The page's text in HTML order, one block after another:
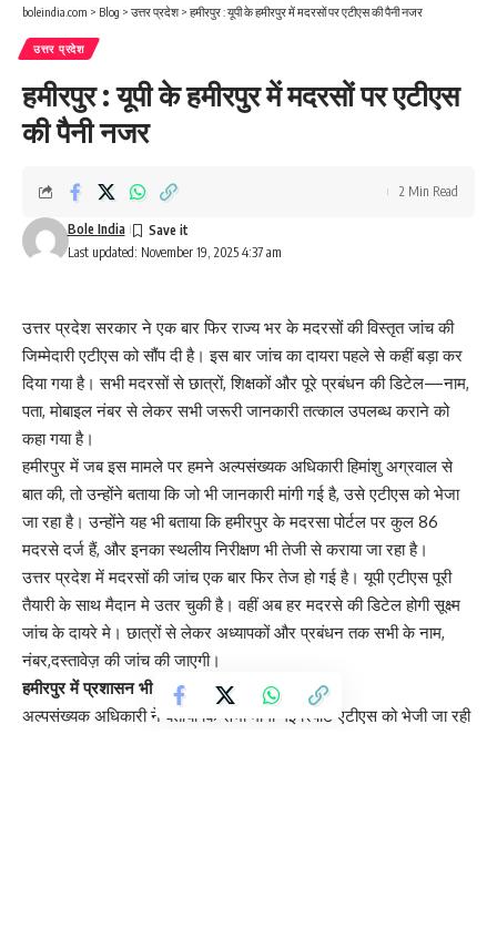
boleindia.com > Blog > उत्तर प्रदेश> हमीरपुर : यूपी के हमीरपुर में मदरसों पर एटीएस की पैनी नजर
उत्तर प्रदेश
हमीरपुर : यूपी के हमीरपुर में मदरसों पर एटीएस
की पैनी नजर
Last updated: November 19, 2025 4:37 am
Bole India
2 Min Read
उत्तर प्रदेश सरकार ने एक बार फिर राज्य भर के मदरसों की विस्तृत जांच की
जिम्मेदारी एटीएस को सौंप दी है। इस बार जांच का दायरा पहले से कहीं बड़ा कर
दिया गया है। सभी मदरसों से छात्रों, शिक्षकों और पूरे प्रबंधन की डिटेल—नाम,
पता, मोबाइल नंबर से लेकर सभी जरूरी जानकारी तत्काल उपलब्ध कराने को
कहा गया है।
हमीरपुर में जब इस मामले पर हमने अल्पसंख्यक अधिकारी हिमांशु अग्रवाल से
बात की, तो उन्होंने बताया कि जो भी जानकारी मांगी गई है, उसे एटीएस को भेजा
जा रहा है। उन्होंने यह भी बताया कि हमीरपुर के मदरसा पोर्टल पर कुल 86
मदरसे दर्ज हैं, और इनका स्थलीय निरीक्षण भी तेजी से कराया जा रहा है।
उत्तर प्रदेश में मदरसों की जांच एक बार फिर तेज हो गई है। यूपी एटीएस पूरी
तैयारी के साथ मैदान मे उतर चुकी है। वहीं अब हर मदरसे की डिटेल होगी सूक्ष्म
जांच के दायरे मे। छात्रों से लेकर अध्यापकों और प्रबंधन तक सभी के नाम,
नंबर,दस्तावेज़ की जांच की जाएगी।
हमीरपुर में प्रशासन भी अलर्ट मोड पर,
अल्पसंख्यक अधिकारी ने बताया कि सभी मांगी गई रिपोर्ट एटीएस को भेजी जा रही